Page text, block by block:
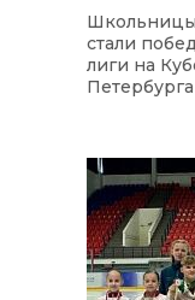
Школьницы
стали
лиги на
Петербурга